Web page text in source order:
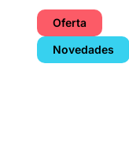
Oferta
Novedades